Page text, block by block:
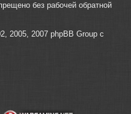
без рабочей обратной
2005, 2007 phpBB Group с